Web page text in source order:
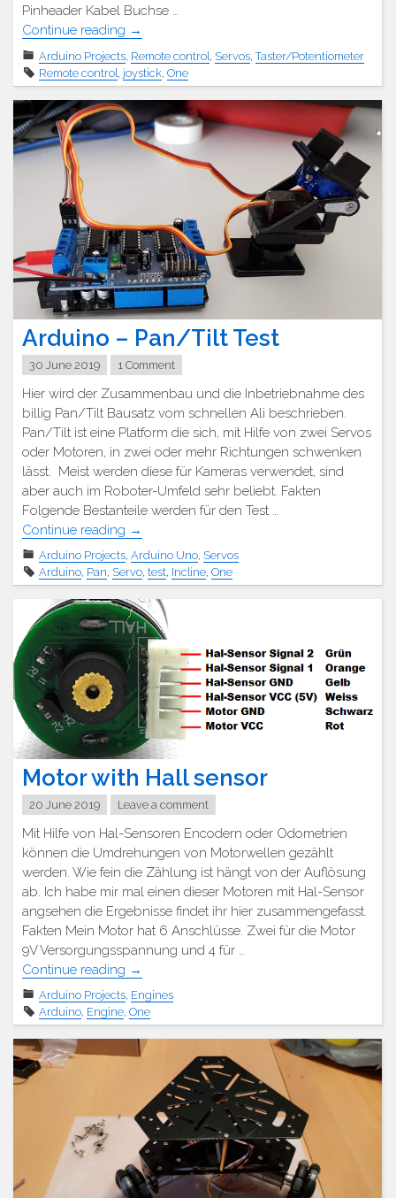
Pinheader Kabel Buchse …
Continue reading "Pan
Tilt
mit
Joystick"
→
Arduino Projects Remote control Servos ,Taster/Potentiometer
Remote control joystick One
Arduino – Pan/Tilt Test
30 June 2019 1 Comment
Hier wird der Zusammenbau und die Inbetriebnahme des
billig Pan/Tilt Bausatz vom schnellen Ali beschrieben.
Pan/Tilt ist eine Platform die sich, mit Hilfe von zwei Servos
oder Motoren, in zwei oder mehr Richtungen schwenken
lässt. Meist werden diese für Kameras verwendet, sind
aber auch im Roboter-Umfeld sehr beliebt. Fakten
Folgende Bestanteile werden für den Test …
Continue reading "Arduino
–
Pan/Tilt
Test"
→
Arduino Projects, Arduino Uno, Servos
Arduino, Pan, Servo, test, Incline, One
Motor with Hall sensor
20 June 2019 Leave a comment
Mit Hilfe von Hal-Sensoren Encodern oder Odometrien
können die Umdrehungen von Motorwellen gezählt
werden. Wie fein die Zählung ist hängt von der Auflösung
ab. Ich habe mir mal einen dieser Motoren mit Hal-Sensor
angsehen die Ergebnisse findet ihr hier zusammengefasst.
Fakten Mein Motor hat 6 Anschlüsse. Zwei für die Motor
9V Versorgungsspannung und 4 für …
Continue reading "Motor
mit
Hal-
Sensor"
→
Arduino Projects, Engines
Arduino, Engine, One